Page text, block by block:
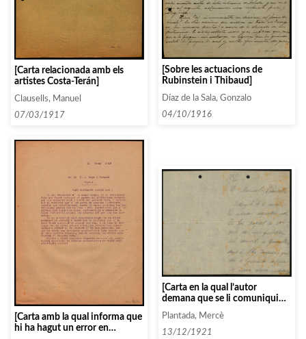
[Carta relacionada amb els
artistes Costa-Terán]
Clausells, Manuel
07/03/1917
[Sobre les actuacions de
Rubinstein i Thibaud]
Díaz de la Sala, Gonzalo
04/10/1916
[Carta amb la qual informa que
hi ha hagut un error en
[Carta en la qual l’autor
demana que se li comuniqui
Granollers]
Plantada, Mercè
13/12/1921